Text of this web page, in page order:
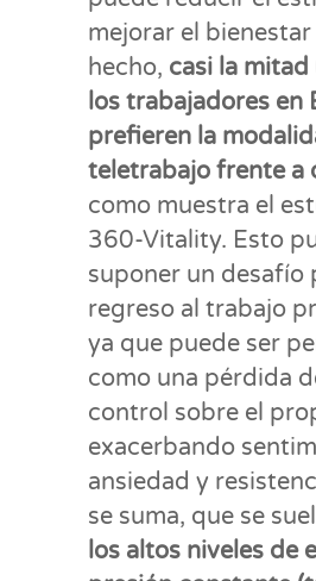
mejorar el
hecho, casi la mitad
los trabajadores en
prefieren la
teletrabajo frente a
como muestra el
360-Vitality. Esto
suponer un desafío
regreso al trabajo
ya que puede ser
como una pérdida
control sobre el
exacerbando
ansiedad y
se suma, que se
los altos niveles de